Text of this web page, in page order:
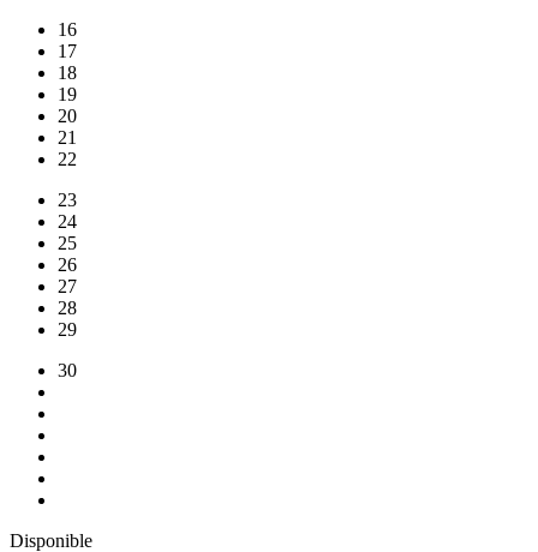
16
17
18
19
20
21
22
23
24
25
26
27
28
29
30
Disponible